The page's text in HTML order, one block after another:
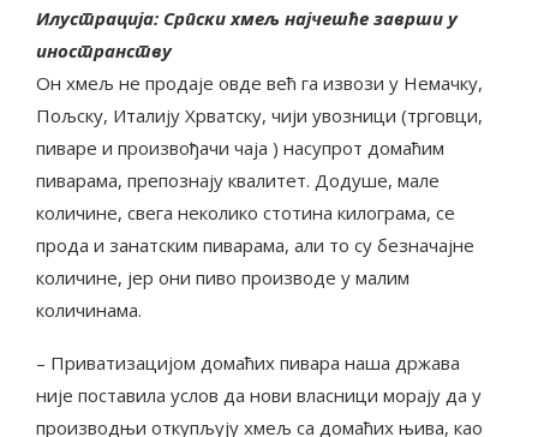
Илустрација: Српски хмељ најчешће заврши у
иностранству
Он хмељ не продаје овде већ га извози у Немачку,
Пољску, Италију Хрватску, чији увозници (трговци,
пиваре и произвођачи чаја ) насупрот домаћим
пиварама, препознају квалитет. Додуше, мале
количине, свега неколико стотина килограма, се
прода и занатским пиварама, али то су безначајне
количине, јер они пиво производе у малим
количинама.
– Приватизацијом домаћих пивара наша држава
није поставила услов да нови власници морају да у
производњи откупљују хмељ са домаћих њива, као